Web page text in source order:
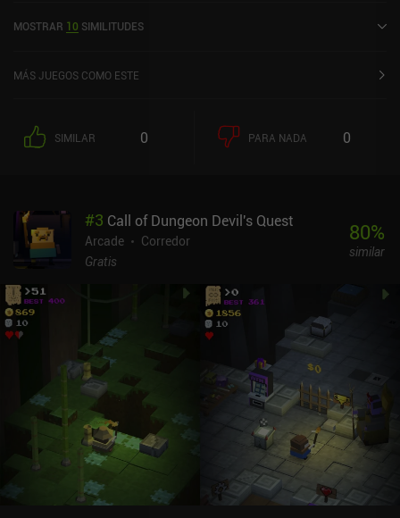
de iOS.
MOSTRAR 10 SIMILITUDES
MÁS JUEGOS COMO ESTE
SIMILAR 0 PARA NADA 0
#3 Call of Dungeon Devil's Quest
Arcade
Corredor
Gratis
80%
similar